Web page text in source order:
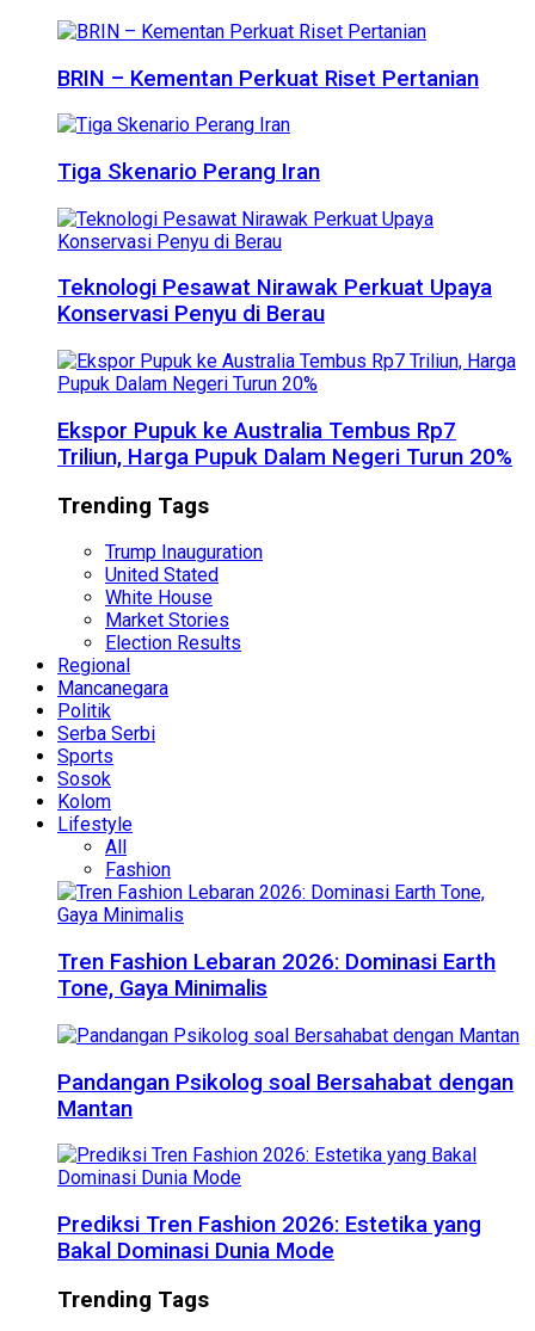
BRIN – Kementan Perkuat Riset Pertanian
Tiga Skenario Perang Iran
Teknologi Pesawat Nirawak Perkuat Upaya
Konservasi Penyu di Berau
Ekspor Pupuk ke Australia Tembus Rp7
Triliun, Harga Pupuk Dalam Negeri Turun 20%
Trending Tags
Trump Inauguration
United Stated
White House
Market Stories
Election Results
Regional
Mancanegara
Politik
Serba Serbi
Sports
Sosok
Kolom
Lifestyle
All
Fashion
Tren Fashion Lebaran 2026: Dominasi Earth
Tone, Gaya Minimalis
Pandangan Psikolog soal Bersahabat dengan
Mantan
Prediksi Tren Fashion 2026: Estetika yang
Bakal Dominasi Dunia Mode
Trending Tags